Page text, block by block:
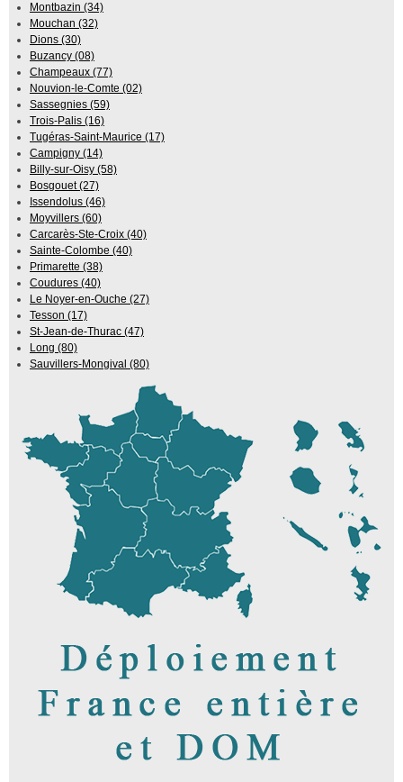
Montbazin (34)
Mouchan (32)
Dions (30)
Buzancy (08)
Champeaux (77)
Nouvion-le-Comte (02)
Sassegnies (59)
Trois-Palis (16)
Tugéras-Saint-Maurice (17)
Campigny (14)
Billy-sur-Oisy (58)
Bosgouet (27)
Issendolus (46)
Moyvillers (60)
Carcarès-Ste-Croix (40)
Sainte-Colombe (40)
Primarette (38)
Coudures (40)
Le Noyer-en-Ouche (27)
Tesson (17)
St-Jean-de-Thurac (47)
Long (80)
Sauvillers-Mongival (80)